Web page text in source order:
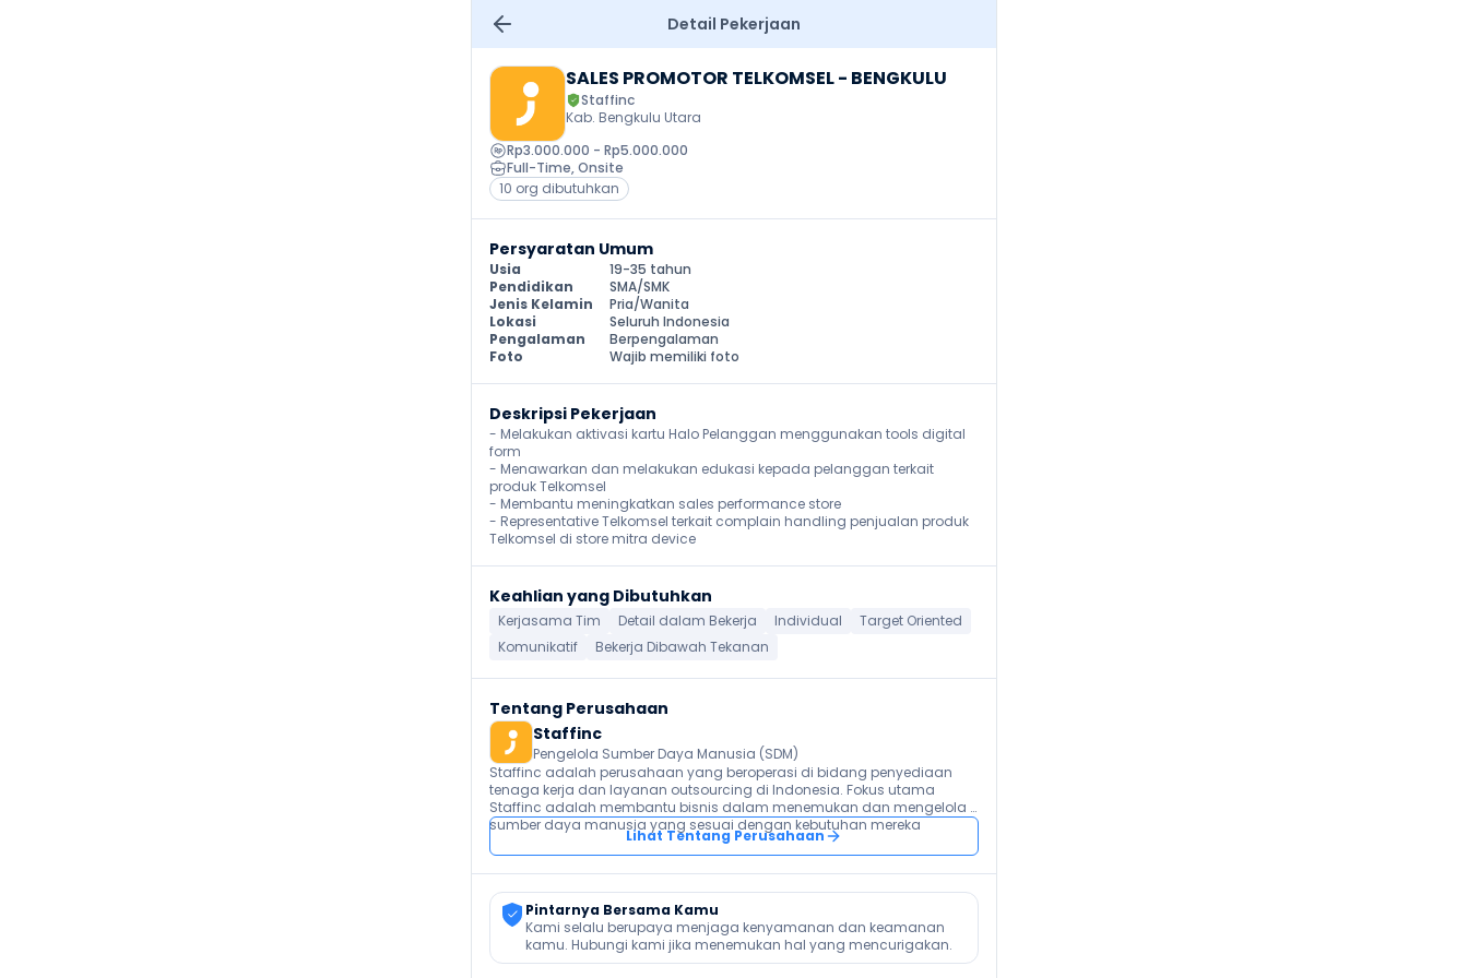
Detail Pekerjaan
SALES PROMOTOR TELKOMSEL - BENGKULU
Staffinc
Kab. Bengkulu Utara
Rp3.000.000 - Rp5.000.000
Full-Time, Onsite
10 org dibutuhkan
Persyaratan Umum
Usia
19-35 tahun
Pendidikan
SMA/SMK
Jenis Kelamin
Pria/Wanita
Lokasi
Seluruh Indonesia
Pengalaman
Berpengalaman
Foto
Wajib memiliki foto
Deskripsi Pekerjaan
- ⁠Melakukan aktivasi kartu Halo Pelanggan menggunakan tools digital
form
⁠- Menawarkan dan melakukan edukasi kepada pelanggan terkait
produk Telkomsel
⁠- Membantu meningkatkan sales performance store
- Representative Telkomsel terkait complain handling penjualan produk
Telkomsel di store mitra device
Keahlian yang Dibutuhkan
Kerjasama Tim Detail dalam Bekerja Individual
Target Oriented
Komunikatif
Bekerja Dibawah Tekanan
Tentang Perusahaan
Staffinc
Pengelola Sumber Daya Manusia (SDM)
Staffinc adalah perusahaan yang beroperasi di bidang penyediaan
tenaga kerja dan layanan outsourcing di Indonesia. Fokus utama
Staffinc adalah membantu bisnis dalam menemukan dan mengelola
Lihat Tentang Perusahaan
Pintarnya Bersama Kamu
Kami selalu berupaya menjaga kenyamanan dan keamanan
kamu. Hubungi kami jika menemukan hal yang mencurigakan.